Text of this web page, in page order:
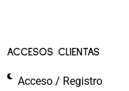
ACCESOS CLIENTAS
Acceso / Registro